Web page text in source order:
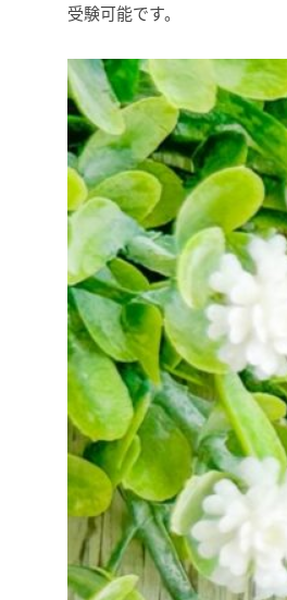
受験可能です。